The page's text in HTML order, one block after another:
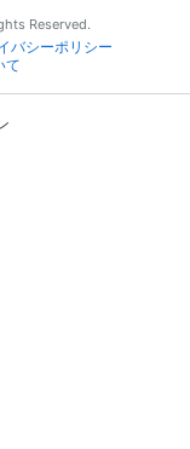
Reserved.
バシーポリシー
て